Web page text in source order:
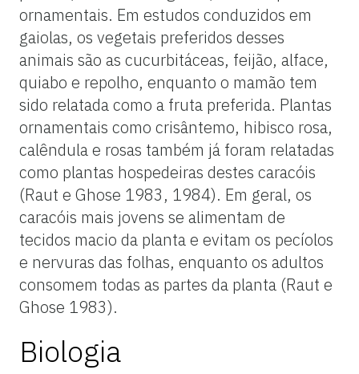
ornamentais. Em estudos conduzidos em
gaiolas, os vegetais preferidos desses
animais são as cucurbitáceas, feijão, alface,
quiabo e repolho, enquanto o mamão tem
sido relatada como a fruta preferida. Plantas
ornamentais como crisântemo, hibisco rosa,
calêndula e rosas também já foram relatadas
como plantas hospedeiras destes caracóis
(Raut e Ghose 1983, 1984). Em geral, os
caracóis mais jovens se alimentam de
tecidos macio da planta e evitam os pecíolos
e nervuras das folhas, enquanto os adultos
consomem todas as partes da planta (Raut e
Ghose 1983).
Biologia